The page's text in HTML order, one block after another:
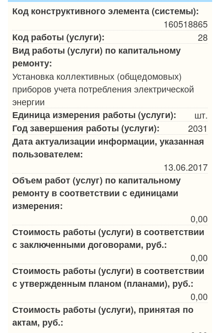
Код конструктивного элемента (системы):
160518865
Код работы (услуги):
28
Вид работы (услуги) по капитальному
ремонту:
Установка коллективных (общедомовых)
приборов учета потребления электрической
энергии
Единица измерения работы (услуги):
шт.
Год завершения работы (услуги):
2031
Дата актуализации информации, указанная
пользователем:
13.06.2017
Объем работ (услуг) по капитальному
ремонту в соответствии с единицами
измерения:
0,00
Стоимость работы (услуги) в соответствии
с заключенными договорами, руб.:
0,00
Стоимость работы (услуги) в соответствии
с утвержденным планом (планами), руб.:
0,00
Стоимость работы (услуги), принятая по
актам, руб.: